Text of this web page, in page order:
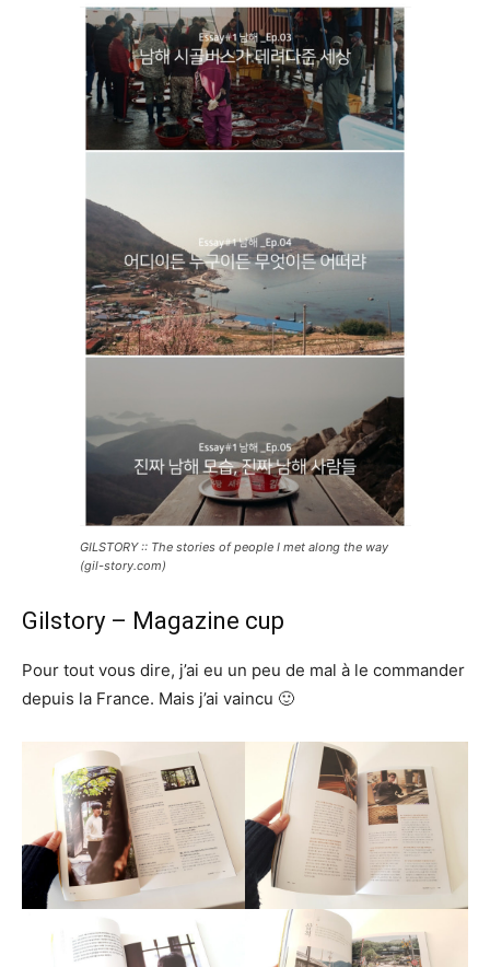
GILSTORY :: The stories of people I met along the way
(gil-story.com)
Gilstory – Magazine cup
Pour tout vous dire, j’ai eu un peu de mal à le commander
depuis la France. Mais j’ai vaincu 🙂